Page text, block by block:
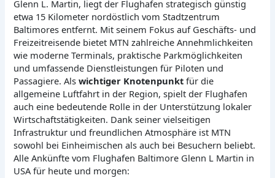
Glenn L. Martin, liegt der Flughafen strategisch günstig
etwa 15 Kilometer nordöstlich vom Stadtzentrum
Baltimores entfernt. Mit seinem Fokus auf Geschäfts- und
Freizeitreisende bietet MTN zahlreiche Annehmlichkeiten
wie moderne Terminals, praktische Parkmöglichkeiten
und umfassende Dienstleistungen für Piloten und
Passagiere. Alswichtiger Knotenpunkt für die
allgemeine Luftfahrt in der Region, spielt der Flughafen
auch eine bedeutende Rolle in der Unterstützung lokaler
Wirtschaftstätigkeiten. Dank seiner vielseitigen
Infrastruktur und freundlichen Atmosphäre ist MTN
sowohl bei Einheimischen als auch bei Besuchern beliebt.
Alle Ankünfte vom Flughafen Baltimore Glenn L Martin in
USA für heute und morgen: